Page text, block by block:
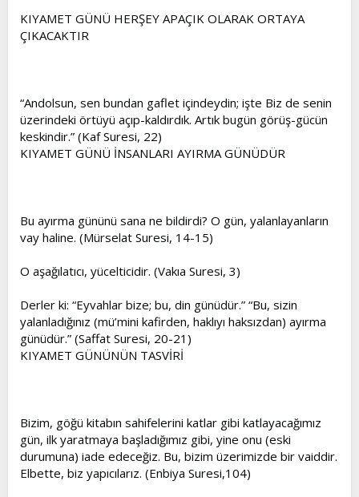
KIYAMET GÜNÜ HERŞEY APAÇIK OLARAK ORTAYA
ÇIKACAKTIR
“Andolsun, sen bundan gaflet içindeydin; işte Biz de senin
üzerindeki örtüyü açıp-kaldırdık. Artık bugün görüş-gücün
keskindir.” (Kaf Suresi, 22)
KIYAMET GÜNÜ İNSANLARI AYIRMA GÜNÜDÜR
Bu ayırma gününü sana ne bildirdi? O gün, yalanlayanların
vay haline. (Mürselat Suresi, 14-15)
O aşağılatıcı, yücelticidir. (Vakıa Suresi, 3)
Derler ki: “Eyvahlar bize; bu, din günüdür.” “Bu, sizin
yalanladığınız (mü’mini kafirden, haklıyı haksızdan) ayırma
günüdür.” (Saffat Suresi, 20-21)
KIYAMET GÜNÜNÜN TASVİRİ
Bizim, göğü kitabın sahifelerini katlar gibi katlayacağımız
gün, ilk yaratmaya başladığımız gibi, yine onu (eski
durumuna) iade edeceğiz. Bu, bizim üzerimizde bir vaiddir.
Elbette, biz yapıcılarız. (Enbiya Suresi,104)